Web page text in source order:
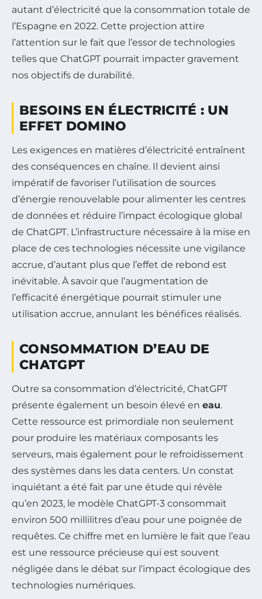
autant d’électricité que la consommation totale de
l’Espagne en 2022. Cette projection attire
l’attention sur le fait que l’essor de technologies
telles que ChatGPT pourrait impacter gravement
nos objectifs de durabilité.
BESOINS EN ÉLECTRICITÉ : UN
EFFET DOMINO
Les exigences en matières d’électricité entraînent
des conséquences en chaîne. Il devient ainsi
impératif de favoriser l’utilisation de sources
d’énergie renouvelable pour alimenter les centres
de données et réduire l’impact écologique global
de ChatGPT. L’infrastructure nécessaire à la mise en
place de ces technologies nécessite une vigilance
accrue, d’autant plus que l’effet de rebond est
inévitable. À savoir que l’augmentation de
l’efficacité énergétique pourrait stimuler une
utilisation accrue, annulant les bénéfices réalisés.
CONSOMMATION D’EAU DE
CHATGPT
Outre sa consommation d’électricité, ChatGPT
présente également un besoin élevé en eau.
Cette ressource est primordiale non seulement
pour produire les matériaux composants les
serveurs, mais également pour le refroidissement
des systèmes dans les data centers. Un constat
inquiétant a été fait par une étude qui révèle
qu’en 2023, le modèle ChatGPT-3 consommait
environ 500 millilitres d’eau pour une poignée de
requêtes. Ce chiffre met en lumière le fait que l’eau
est une ressource précieuse qui est souvent
négligée dans le débat sur l’impact écologique des
technologies numériques.